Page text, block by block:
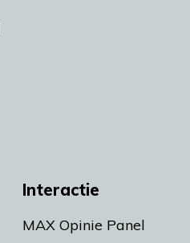
Interactie
MAX Opinie Panel